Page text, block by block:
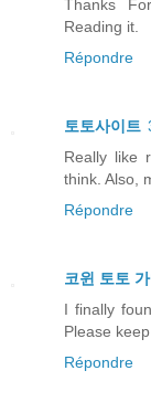
Thanks
Reading it.
Répondre
토토사이트
Really like
think. Also,
Répondre
코윈 토토
I finally
Please
Répondre